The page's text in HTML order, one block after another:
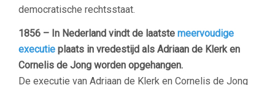
democratische rechtsstaat.
1856 – In Nederland vindt de laatste meervoudige
executie plaats in vredestijd als Adriaan de Klerk en
Cornelis de Jong worden opgehangen.
De executie van Adriaan de Klerk en Cornelis de Jong